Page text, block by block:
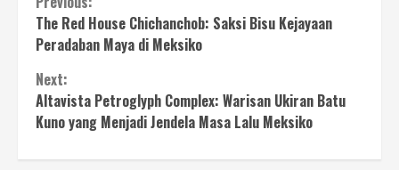
Reading
The Red House Chichanchob: Saksi Bisu Kejayaan
Peradaban Maya di Meksiko
Next:
Altavista Petroglyph Complex: Warisan Ukiran Batu
Kuno yang Menjadi Jendela Masa Lalu Meksiko